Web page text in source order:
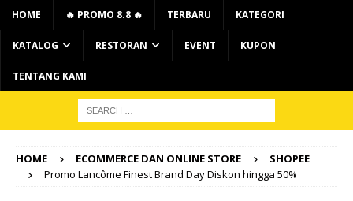
HOME 🔥 PROMO 8.8 🔥 TERBARU KATEGORI
KATALOG RESTORAN EVENT KUPON
TENTANG KAMI
HOME ECOMMERCE DAN ONLINE STORE
SHOPEE
Promo Lancôme Finest Brand Day Diskon hingga 50%